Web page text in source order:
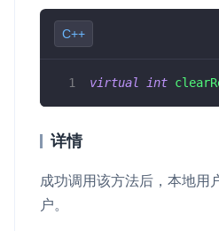
C++
virtual int
详情
成功调用该方法后，本地用
户。